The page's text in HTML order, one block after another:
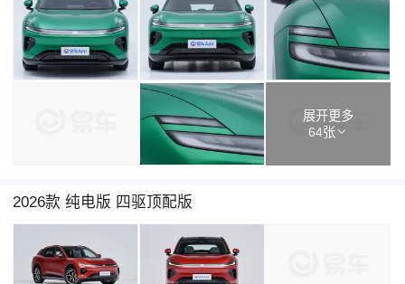
展开更多
64张
2026款 纯电版 四驱顶配版